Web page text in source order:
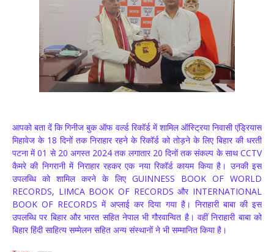
आपको बता दें कि गिनीज बुक ऑफ वर्ल्ड रिकॉर्ड में शामिल ऑस्ट्रिया निवासी एंड्रियास
मिहावेज के 18 दिनों तक निराहार रहने के रिकॉर्ड को तोड़ने के लिए बिहार की धरती
पटना में 01 से 20 अगस्त 2024 तक लगातार 20 दिनों तक संकल्प के साथ CCTV
कैमरे की निगरानी में निराहार रहकर एक नया रिकॉर्ड कायम किया है। उनकी इस
उपलब्धि को शामिल करने के लिए GUINNESS BOOK OF WORLD
RECORDS, LIMCA BOOK OF RECORDS और INTERNATIONAL
BOOK OF RECORDS में अप्लाई कर दिया गया है। निराहारी बाबा की इस
उपलब्धि पर बिहार और भारत सहित नेपाल भी गौरवान्वित है। वहीं निराहारी बाबा को
बिहार हिंदी साहित्य सम्मेलन सहित अन्य संस्थानों ने भी सम्मानित किया है।